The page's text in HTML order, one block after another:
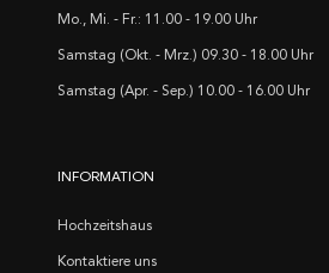
Mo., Mi. - Fr.: 11.00 - 19.00 Uhr
Samstag (Okt. - Mrz.) 09.30 - 18.00 Uhr
Samstag (Apr. - Sep.) 10.00 - 16.00 Uhr
INFORMATION
Hochzeitshaus
Kontaktiere uns